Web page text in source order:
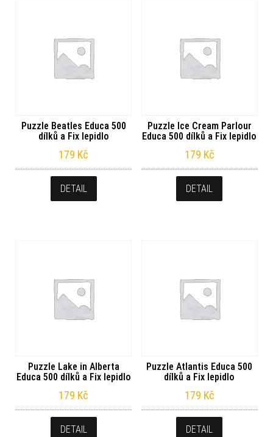
Puzzle Beatles Educa 500
dílků a Fix lepidlo
179 Kč
DETAIL
Puzzle Ice Cream Parlour
Educa 500 dílků a Fix lepidlo
179 Kč
DETAIL
Puzzle Lake in Alberta
Educa 500 dílků a Fix lepidlo
179 Kč
DETAIL
Puzzle Atlantis Educa 500
dílků a Fix lepidlo
179 Kč
DETAIL